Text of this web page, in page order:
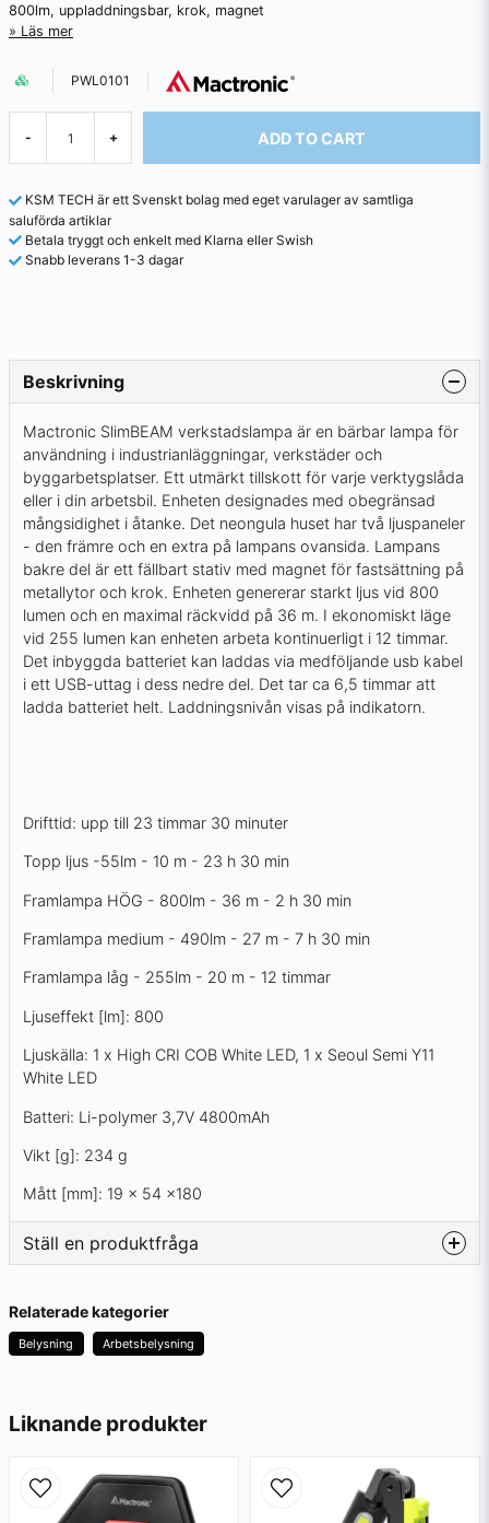
800lm, uppladdningsbar, krok, magnet
Läs mer
PWL0101
- + ADD TO CART
KSM TECH är ett Svenskt bolag med eget varulager av samtliga
saluförda artiklar
Betala tryggt och enkelt med Klarna eller Swish
Snabb leverans 1-3 dagar
Liknande produkter
Beskrivning
Mactronic SlimBEAM verkstadslampa är en bärbar lampa för
användning i industrianläggningar, verkstäder och
byggarbetsplatser. Ett utmärkt tillskott för varje verktygslåda
eller i din arbetsbil. Enheten designades med obegränsad
mångsidighet i åtanke. Det neongula huset har två ljuspaneler
- den främre och en extra på lampans ovansida. Lampans
bakre del är ett fällbart stativ med magnet för fastsättning på
metallytor och krok. Enheten genererar starkt ljus vid 800
lumen och en maximal räckvidd på 36 m. I ekonomiskt läge
vid 255 lumen kan enheten arbeta kontinuerligt i 12 timmar.
Det inbyggda batteriet kan laddas via medföljande usb kabel
i ett USB-uttag i dess nedre del. Det tar ca 6,5 timmar att
ladda batteriet helt. Laddningsnivån visas på indikatorn.
Drifttid: upp till 23 timmar 30 minuter
Topp ljus -55lm - 10 m - 23 h 30 min
Framlampa HÖG - 800lm - 36 m - 2 h 30 min
Framlampa medium - 490lm - 27 m - 7 h 30 min
Framlampa låg - 255lm - 20 m - 12 timmar
Ljuseffekt [lm]: 800
Ljuskälla: 1 x High CRI COB White LED, 1 x Seoul Semi Y11
White LED
Batteri: Li-polymer 3,7V 4800mAh
Vikt [g]: 234 g
Mått [mm]: 19 x 54 x180
Ställ en produktfråga
Fråga oss något om denna produkten...
Namn
email
Mejladress
Relaterade kategorier
Belysning Arbetsbelysning